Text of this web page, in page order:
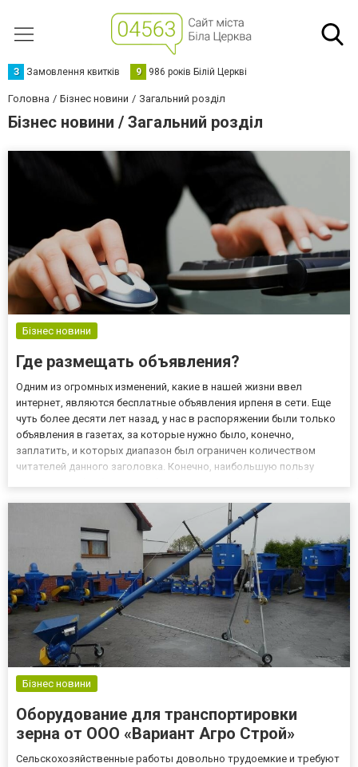
З Замовлення квитків 9 986 років Білій Церкві
Головна Бізнес новини Загальний розділ
Бізнес новини / Загальний розділ
Бізнес новини
Где размещать объявления?
Одним из огромных изменений, какие в нашей жизни ввел
интернет, являются бесплатные объявления ирпеня в сети. Еще
чуть более десяти лет назад, у нас в распоряжении были только
объявления в газетах, за которые нужно было, конечно,
заплатить, и которых диапазон был ограничен количеством
читателей данного заголовка. Конечно, наибольшую пользу
Бізнес новини
Оборудование для транспортировки
зерна от ООО «Вариант Агро Строй»
Сельскохозяйственные работы довольно трудоемкие и требуют